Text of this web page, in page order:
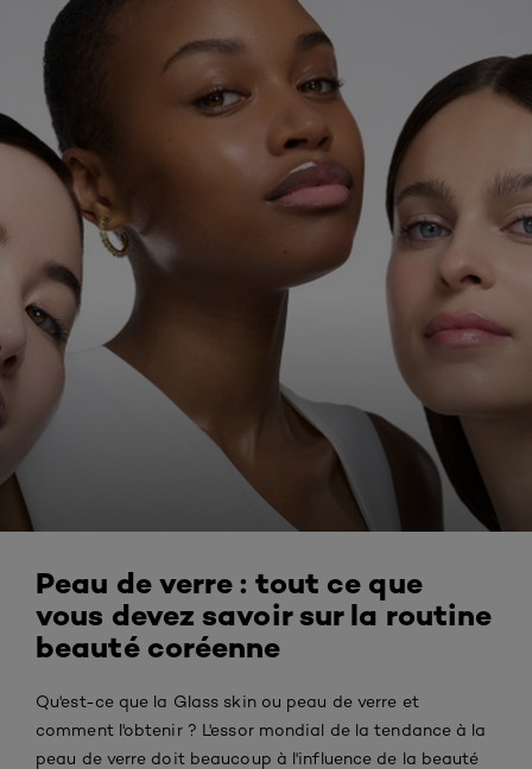
Peau de verre : tout ce que
vous devez savoir sur la routine
beauté coréenne
Qu'est-ce que la Glass skin ou peau de verre et
comment l'obtenir ? L'essor mondial de la tendance à la
peau de verre doit beaucoup à l'influence de la beauté